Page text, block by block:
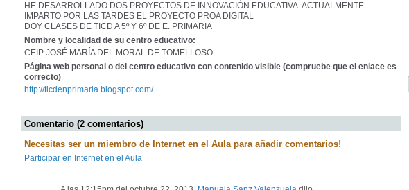
HE DESARROLLADO DOS PROYECTOS DE INNOVACIÓN EDUCATIVA. ACTUALMENTE
IMPARTO POR LAS TARDES EL PROYECTO PROA DIGITAL
DOY CLASES DE TICD A 5º Y 6º DE E. PRIMARIA
Nombre y localidad de su centro educativo:
CEIP JOSÉ MARÍA DEL MORAL DE TOMELLOSO
Página web personal o del centro educativo con contenido visible (compruebe que el enlace es
correcto)
http://ticdenprimaria.blogspot.com/
Comentario (2 comentarios)
Necesitas ser un miembro de Internet en el Aula para añadir comentarios!
Participar en Internet en el Aula